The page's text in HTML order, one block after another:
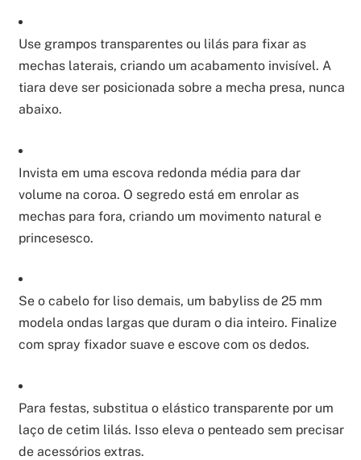
Use grampos transparentes ou lilás para fixar as
mechas laterais, criando um acabamento invisível. A
tiara deve ser posicionada sobre a mecha presa, nunca
abaixo.
Invista em uma escova redonda média para dar
volume na coroa. O segredo está em enrolar as
mechas para fora, criando um movimento natural e
princesesco.
Se o cabelo for liso demais, um babyliss de 25 mm
modela ondas largas que duram o dia inteiro. Finalize
com spray fixador suave e escove com os dedos.
Para festas, substitua o elástico transparente por um
laço de cetim lilás. Isso eleva o penteado sem precisar
de acessórios extras.